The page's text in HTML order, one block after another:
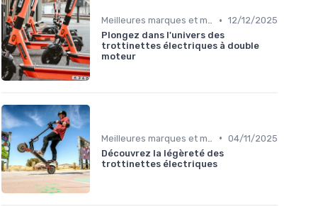
Meilleures marques et modèles • 12/12/2025
Plongez dans l'univers des
trottinettes électriques à double
moteur
• 04/11/2025
Découvrez la légèreté des
trottinettes électriques